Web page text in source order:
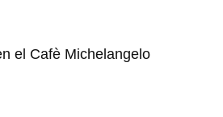
el Cafè Michelangelo